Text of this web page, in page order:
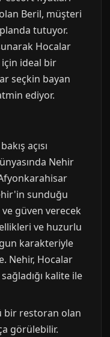
Beril, müşteri
tutuyor.
Hocalar
için ideal bir
seçkin bayan
ediyor.
açısı
Nehir
sunduğu
güven verecek
ve huzurlu
karakteriyle
Nehir, Hocalar
kalite ile
bir restoran olan
görülebilir.